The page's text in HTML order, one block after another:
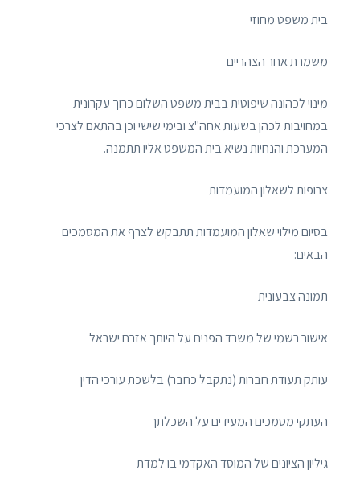
בית משפט מחוזי
משמרת אחר הצהריים
מינוי לכהונה שיפוטית בבית משפט השלום כרוך עקרונית
במחויבות לכהן בשעות אחה"צ ובימי שישי וכן בהתאם לצרכי
המערכת והנחיות נשיא בית המשפט אליו תתמנה.
צרופות לשאלון המועמדות
בסיום מילוי שאלון המועמדות תתבקש לצרף את המסמכים
הבאים:
תמונה צבעונית
אישור רשמי של משרד הפנים על היותך אזרח ישראל
עותק תעודת חברות (נתקבל כחבר) בלשכת עורכי הדין
העתקי מסמכים המעידים על השכלתך
גיליון הציונים של המוסד האקדמי בו למדת